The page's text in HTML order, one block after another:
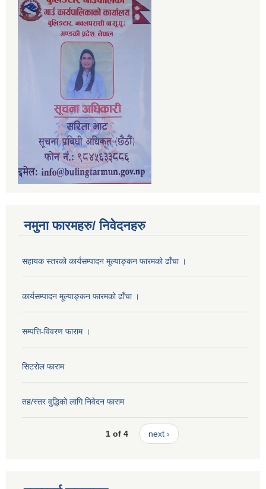
नमुना फारमहरु/ निवेदनहरु
सहायक स्तरको कार्यसम्पादन मूल्याङ्कन फारमको ढाँचा ।
कार्यसम्पादन मूल्याङ्कन फारमको ढाँचा ।
सम्पत्ति-विवरण फाराम ।
सिटरोल फाराम
तह/स्तर वुद्धिको लागि निवेदन फाराम
1 of 4 next ›